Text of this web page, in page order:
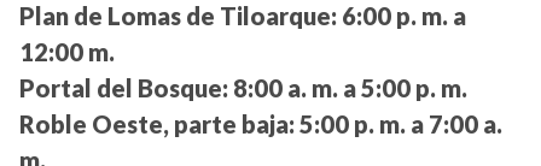
Plan de Lomas de Tiloarque: 6:00 p. m. a
12:00 m.
Portal del Bosque: 8:00 a. m. a 5:00 p. m.
Roble Oeste, parte baja: 5:00 p. m. a 7:00 a.